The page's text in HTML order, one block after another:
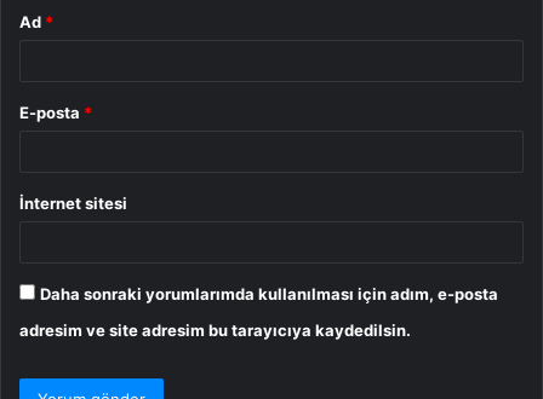
Ad *
E-posta *
İnternet sitesi
Daha sonraki yorumlarımda kullanılması için adım, e-posta
adresim ve site adresim bu tarayıcıya kaydedilsin.